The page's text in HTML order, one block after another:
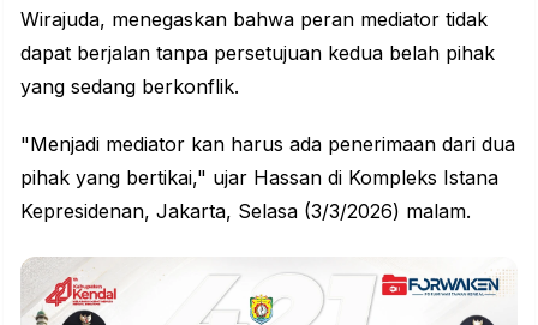
Wirajuda, menegaskan bahwa peran mediator tidak
dapat berjalan tanpa persetujuan kedua belah pihak
yang sedang berkonflik.
"Menjadi mediator kan harus ada penerimaan dari dua
pihak yang bertikai," ujar Hassan di Kompleks Istana
Kepresidenan, Jakarta, Selasa (3/3/2026) malam.